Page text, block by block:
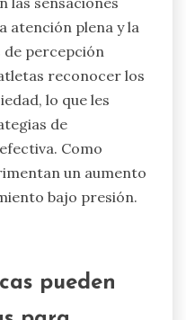
puede
ansiedad al mejorar
situaciones
fomentan una
las sensaciones
plena y la
de
Como